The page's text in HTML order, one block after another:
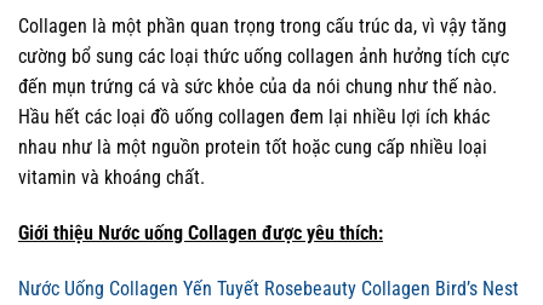
Collagen là một phần quan trọng trong cấu trúc da, vì vậy tăng
cường bổ sung các loại thức uống collagen ảnh hưởng tích cực
đến mụn trứng cá và sức khỏe của da nói chung như thế nào.
Hầu hết các loại đồ uống collagen đem lại nhiều lợi ích khác
nhau như là một nguồn protein tốt hoặc cung cấp nhiều loại
vitamin và khoáng chất.
Giới thiệu Nước uống Collagen được yêu thích:
Nước Uống Collagen Yến Tuyết Rosebeauty Collagen Bird’s Nest